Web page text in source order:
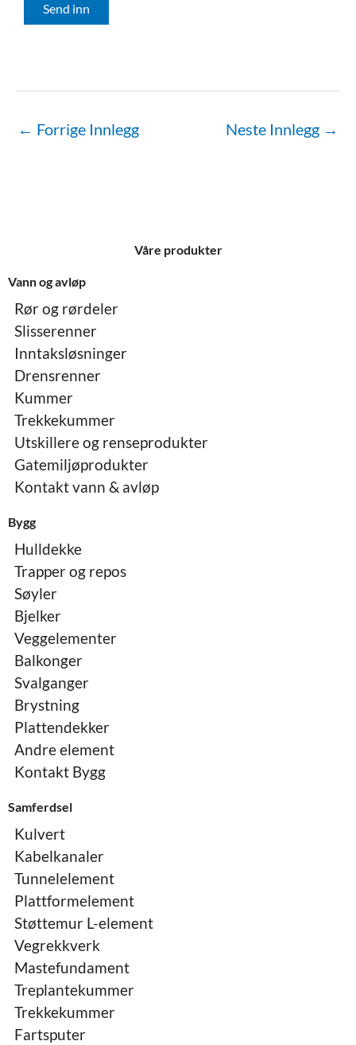
Send inn
← Forrige Innlegg Neste Innlegg →
Våre produkter
Vann og avløp
Rør og rørdeler
Slisserenner
Inntaksløsninger
Drensrenner
Kummer
Trekkekummer
Utskillere og renseprodukter
Gatemiljøprodukter
Kontakt vann & avløp
Bygg
Hulldekke
Trapper og repos
Søyler
Bjelker
Veggelementer
Balkonger
Svalganger
Brystning
Plattendekker
Andre element
Kontakt Bygg
Samferdsel
Kulvert
Kabelkanaler
Tunnelelement
Plattformelement
Støttemur L-element
Vegrekkverk
Mastefundament
Treplantekummer
Trekkekummer
Fartsputer